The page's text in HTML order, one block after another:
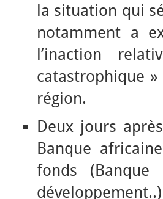
la situation qui
notamment a
l’inaction
catastrophique
région.
Deux jours
Banque
fonds (Banque